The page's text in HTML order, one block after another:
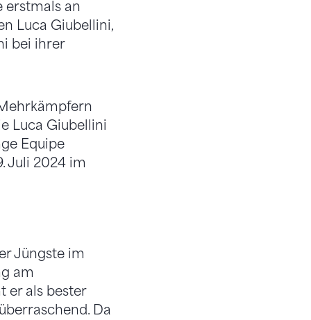
erstmals an
Luca Giubellini,
bei ihrer
Luca Giubellini
Equipe
Juli 2024 im
Jüngste im
am
er als bester
Da